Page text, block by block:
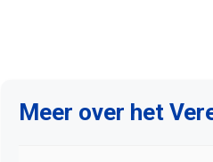
Meer over het